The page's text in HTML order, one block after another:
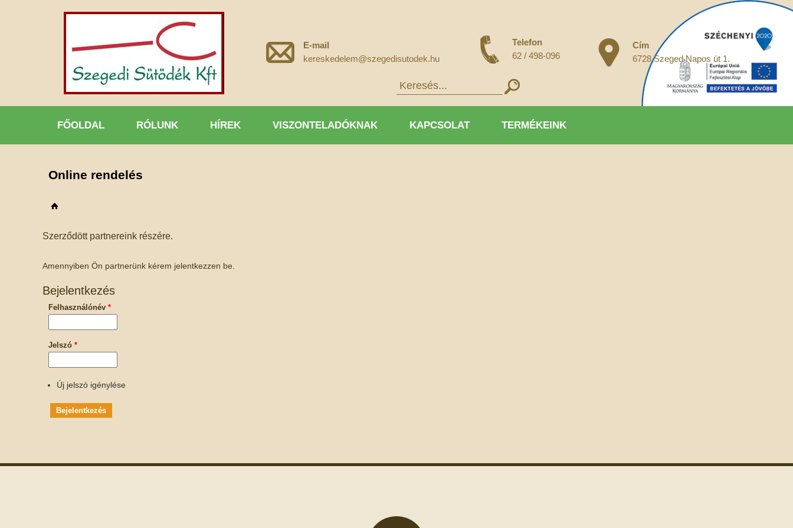
E-mail
kereskedelem@szegedisutodek.hu
Telefon
62 / 498-096
Cím
6728 Szeged Napos út 1.
FŐOLDAL RÓLUNK HÍREK VISZONTELADÓKNAK KAPCSOLAT TERMÉKEINK
Online rendelés
Szerződött partnereink részére.
Amennyiben Ön partnerünk kérem jelentkezzen be.
Bejelentkezés
Felhasználónév *
Jelszó *
Új jelszó igénylése